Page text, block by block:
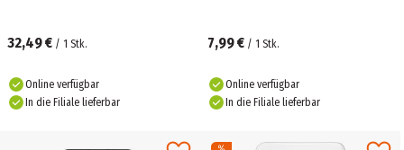
32,49 € / 1 Stk.
Online verfügbar
In die Filiale lieferbar
7,99 € / 1 Stk.
Online verfügbar
In die Filiale lieferbar